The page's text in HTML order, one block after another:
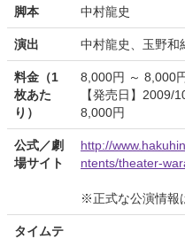
脚本 中村龍史
演出 中村龍史、玉野和
料金（1
枚あた
り）
8,000円 ～ 8,000
【発売日】2009/
8,000円
公式／劇
場サイト
http://
ntents/theater-
※正式な公演情報
タイムテ